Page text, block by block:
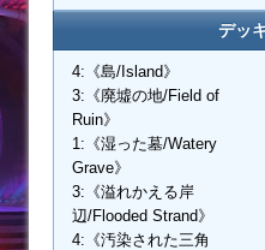
デッ
4:《島/Island》
3:《廃墟の地/Field of
Ruin》
1:《湿った墓/Watery
Grave》
3:《溢れかえる岸
辺/Flooded Strand》
4:《汚染された三角